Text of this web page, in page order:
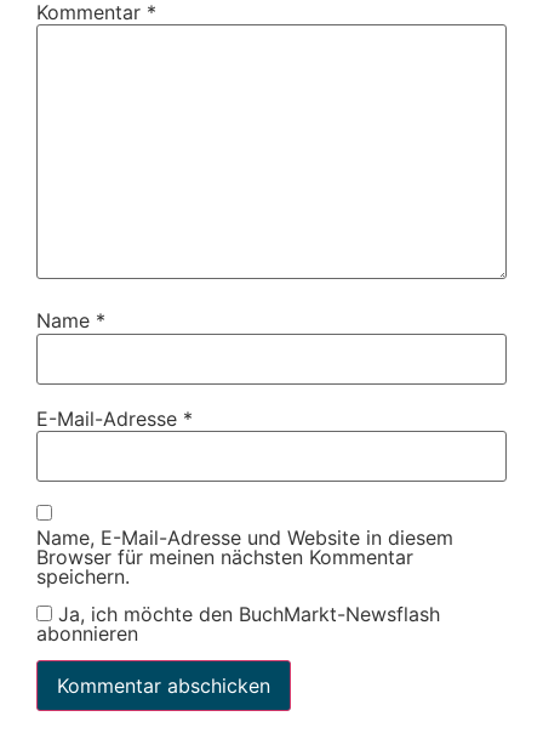
Kommentar *
Name *
E-Mail-Adresse *
Name, E-Mail-Adresse und Website in diesem
Browser für meinen nächsten Kommentar
speichern.
Ja, ich möchte den BuchMarkt-Newsflash
abonnieren